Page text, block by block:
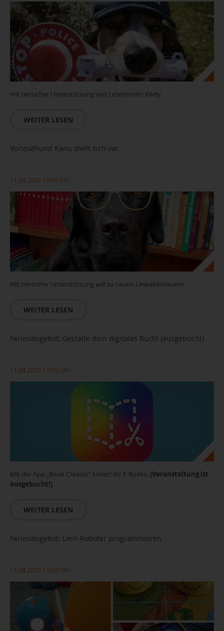
mit tierischer Unterstützung von Lesehündin Keely
WEITER LESEN
Vorlesehund Kanu stellt sich vor
11.08.2026 15:00 Uhr
Mit tierischer Unterstützung auf zu neuen Leseabenteuern
WEITER LESEN
Ferienangebot: Gestalte dein digitales Buch! (ausgebucht)
11.08.2026 13:00 Uhr
Mit der App „Book Creator“ kreiert ihr E-Books. (Veranstaltung ist
ausgebucht!)
WEITER LESEN
Ferienangebot: Lern-Roboter programmieren
12.08.2026 14:00 Uhr